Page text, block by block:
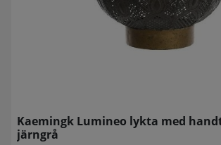
Kaemingk Lumineo lykta med
järngrå